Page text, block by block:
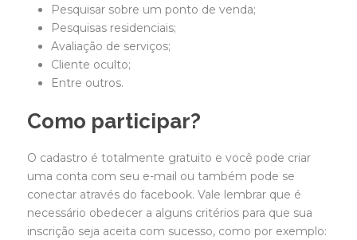
Pesquisar sobre um ponto de venda;
Pesquisas residenciais;
Avaliação de serviços;
Cliente oculto;
Entre outros.
Como participar?
O cadastro é totalmente gratuito e você pode criar
uma conta com seu e-mail ou também pode se
conectar através do facebook. Vale lembrar que é
necessário obedecer a alguns critérios para que sua
inscrição seja aceita com sucesso, como por exemplo: